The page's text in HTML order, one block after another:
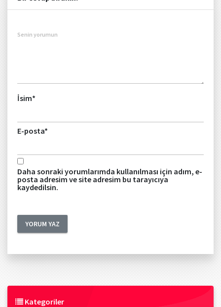
Senin yorumun
İsim*
E-posta*
Daha sonraki yorumlarımda kullanılması için adım, e-
posta adresim ve site adresim bu tarayıcıya
kaydedilsin.
Kategoriler